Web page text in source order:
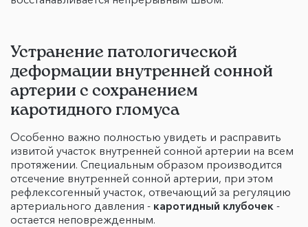
Устранение патологической
деформации внутренней сонной
артерии с сохранением
каротидного гломуса
Особенно важно полностью увидеть и расправить
извитой участок внутренней сонной артерии на всем
протяжении. Специальным образом производится
отсечение внутренней сонной артерии, при этом
рефлексогенный участок, отвечающий за регуляцию
артериального давления - каротидный клубочек -
остается неповрежденным.